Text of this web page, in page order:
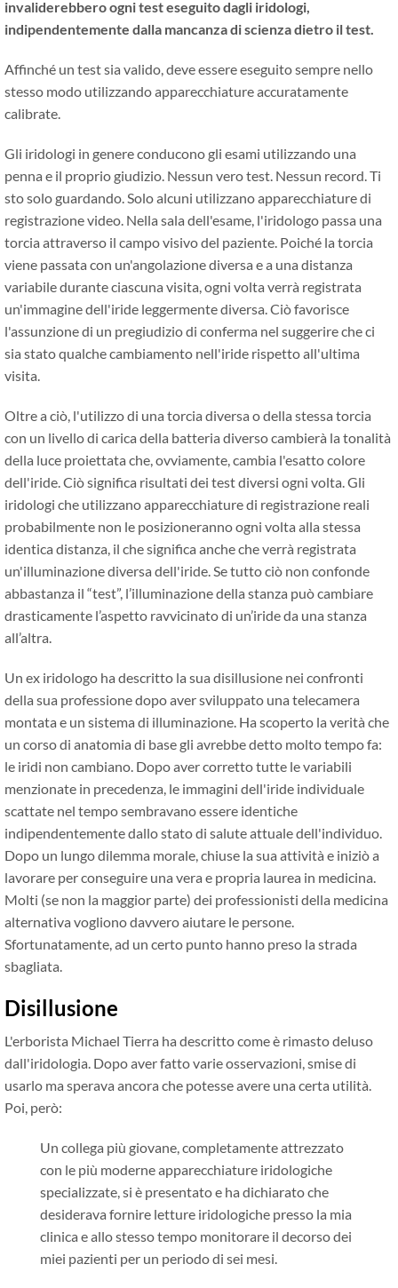
invaliderebbero ogni test eseguito dagli iridologi,
indipendentemente dalla mancanza di scienza dietro il test.
Affinché un test sia valido, deve essere eseguito sempre nello
stesso modo utilizzando apparecchiature accuratamente
calibrate.
Gli iridologi in genere conducono gli esami utilizzando una
penna e il proprio giudizio. Nessun vero test. Nessun record. Ti
sto solo guardando. Solo alcuni utilizzano apparecchiature di
registrazione video. Nella sala dell'esame, l'iridologo passa una
torcia attraverso il campo visivo del paziente. Poiché la torcia
viene passata con un'angolazione diversa e a una distanza
variabile durante ciascuna visita, ogni volta verrà registrata
un'immagine dell'iride leggermente diversa. Ciò favorisce
l'assunzione di un pregiudizio di conferma nel suggerire che ci
sia stato qualche cambiamento nell'iride rispetto all'ultima
visita.
Oltre a ciò, l'utilizzo di una torcia diversa o della stessa torcia
con un livello di carica della batteria diverso cambierà la tonalità
della luce proiettata che, ovviamente, cambia l'esatto colore
dell'iride. Ciò significa risultati dei test diversi ogni volta. Gli
iridologi che utilizzano apparecchiature di registrazione reali
probabilmente non le posizioneranno ogni volta alla stessa
identica distanza, il che significa anche che verrà registrata
un'illuminazione diversa dell'iride. Se tutto ciò non confonde
abbastanza il “test”, l’illuminazione della stanza può cambiare
drasticamente l’aspetto ravvicinato di un’iride da una stanza
all’altra.
Un ex iridologo ha descritto la sua disillusione nei confronti
della sua professione dopo aver sviluppato una telecamera
montata e un sistema di illuminazione. Ha scoperto la verità che
un corso di anatomia di base gli avrebbe detto molto tempo fa:
le iridi non cambiano. Dopo aver corretto tutte le variabili
menzionate in precedenza, le immagini dell'iride individuale
scattate nel tempo sembravano essere identiche
indipendentemente dallo stato di salute attuale dell'individuo.
Dopo un lungo dilemma morale, chiuse la sua attività e iniziò a
lavorare per conseguire una vera e propria laurea in medicina.
Molti (se non la maggior parte) dei professionisti della medicina
alternativa vogliono davvero aiutare le persone.
Sfortunatamente, ad un certo punto hanno preso la strada
sbagliata.
Disillusione
L'erborista Michael Tierra ha descritto come è rimasto deluso
dall'iridologia. Dopo aver fatto varie osservazioni, smise di
usarlo ma sperava ancora che potesse avere una certa utilità.
Poi, però:
Un collega più giovane, completamente attrezzato
con le più moderne apparecchiature iridologiche
specializzate, si è presentato e ha dichiarato che
desiderava fornire letture iridologiche presso la mia
clinica e allo stesso tempo monitorare il decorso dei
miei pazienti per un periodo di sei mesi.